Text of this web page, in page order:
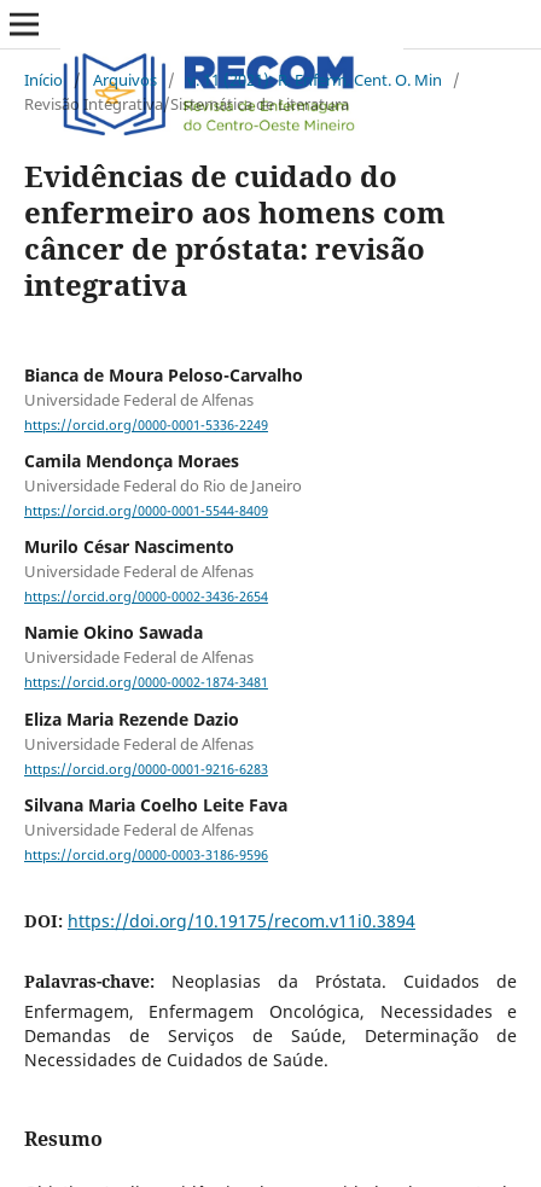
Início / Arquivos / v. 11 (2021): R. Enferm. Cent. O. Min
/
Revisão Integrativa/Sistemática de Literatura
Evidências de cuidado do
enfermeiro aos homens com
câncer de próstata: revisão
integrativa
Bianca de Moura Peloso-Carvalho
Universidade Federal de Alfenas
https://orcid.org/0000-0001-5336-2249
Camila Mendonça Moraes
Universidade Federal do Rio de Janeiro
https://orcid.org/0000-0001-5544-8409
Murilo César Nascimento
Universidade Federal de Alfenas
https://orcid.org/0000-0002-3436-2654
Namie Okino Sawada
Universidade Federal de Alfenas
https://orcid.org/0000-0002-1874-3481
Eliza Maria Rezende Dazio
Universidade Federal de Alfenas
https://orcid.org/0000-0001-9216-6283
Silvana Maria Coelho Leite Fava
Universidade Federal de Alfenas
https://orcid.org/0000-0003-3186-9596
DOI: https://doi.org/10.19175/recom.v11i0.3894
Palavras-chave: Neoplasias da Próstata. Cuidados de
Enfermagem, Enfermagem Oncológica, Necessidades e
Demandas de Serviços de Saúde, Determinação de
Necessidades de Cuidados de Saúde.
Resumo